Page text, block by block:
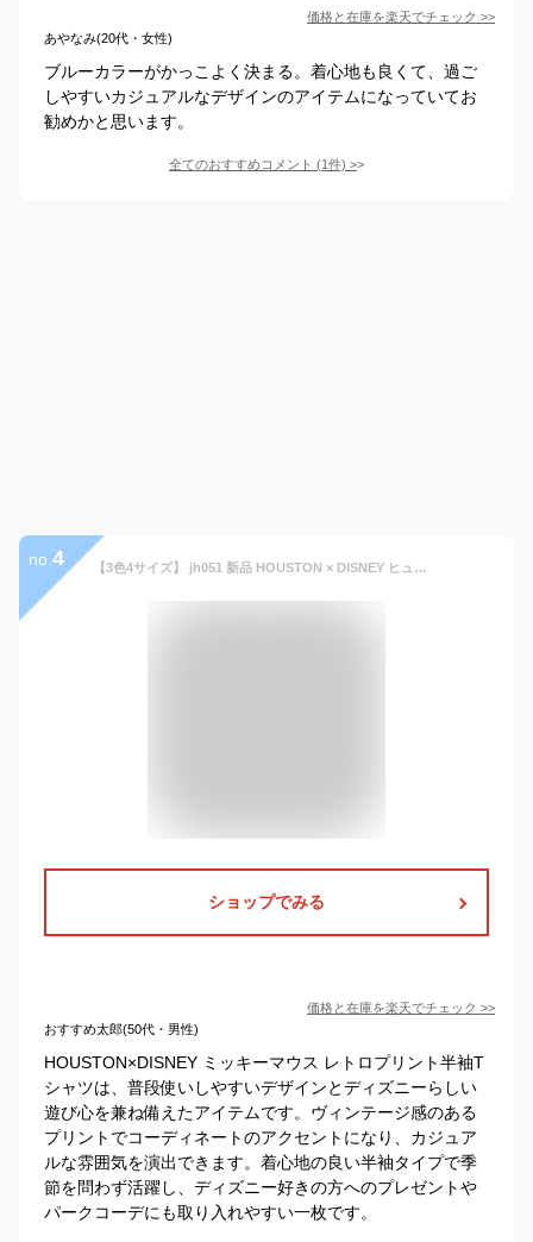
価格と在庫を楽天でチェック >>
あやなみ(20代・女性)
ブルーカラーがかっこよく決まる。着心地も良くて、過ご
しやすいカジュアルなデザインのアイテムになっていてお
勧めかと思います。
全てのおすすめコメント (1件) >
no. 4 【3色4サイズ】 jh051 新品 HOUSTON × DISNEY ヒューストン × ディズニー コラボ ミッキーマウス レトロ プリント 半袖 Tシャツ 22222 メンズ ヒューストン 30’s MICKEY PRINT S/S RINGER T-SHIRT ティーシャツ アメカジ 【smtb-kd】
ショップでみる
価格と在庫を楽天でチェック >>
おすすめ太郎(50代・男性)
HOUSTON×DISNEY ミッキーマウス レトロプリント半袖T
シャツは、普段使いしやすいデザインとディズニーらしい
遊び心を兼ね備えたアイテムです。ヴィンテージ感のある
プリントでコーディネートのアクセントになり、カジュア
ルな雰囲気を演出できます。着心地の良い半袖タイプで季
節を問わず活躍し、ディズニー好きの方へのプレゼントや
パークコーデにも取り入れやすい一枚です。